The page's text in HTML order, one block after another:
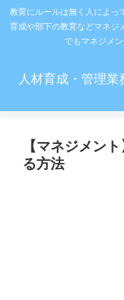
教育にルールは無く人によっ
育成や部下の教育などマネジ
でもマネジメ
人材育成・管理
【マネジメン
る方法